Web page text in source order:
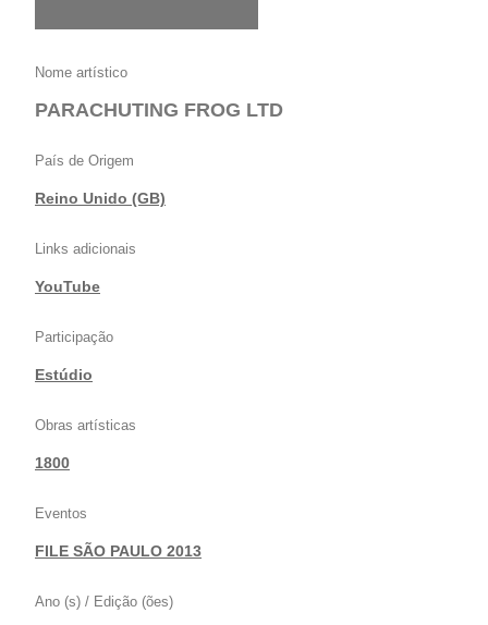
Nome artístico
PARACHUTING FROG LTD
País de Origem
Reino Unido (GB)
Links adicionais
YouTube
Participação
Estúdio
Obras artísticas
1800
Eventos
FILE SÃO PAULO 2013
Ano (s) / Edição (ões)